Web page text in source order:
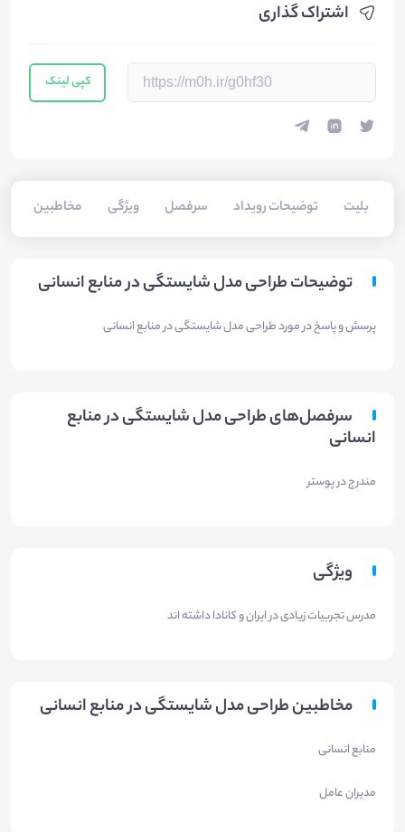
اشتراک گذاری
کپی لینک
بلیت‌ توضیحات رویداد سرفصل ویژگی مخاطبین
توضیحات طراحی مدل شایستگی در منابع انسانی
پرسش و پاسخ در مورد طراحی مدل شایستگی در منابع انسانی
سرفصل‌های طراحی مدل شایستگی در منابع
انسانی
مندرج در پوستر
ویژگی
مدرس تجربیات زیادی در ایران و کانادا داشته اند
مخاطبین طراحی مدل شایستگی در منابع انسانی
منابع انسانی
مدیران عامل